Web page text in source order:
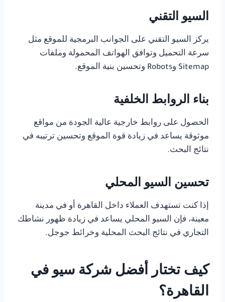
السيو التقني
يركز السيو التقني على الجوانب البرمجية للموقع مثل
سرعة التحميل وتوافق الهواتف المحمولة وملفات
Sitemap وRobots وتحسين بنية الموقع.
بناء الروابط الخلفية
الحصول على روابط خارجية عالية الجودة من مواقع
موثوقة يساعد في زيادة قوة الموقع وتحسين ترتيبه في
نتائج البحث.
تحسين السيو المحلي
إذا كنت تستهدف العملاء داخل القاهرة أو في مدينة
معينة، فإن السيو المحلي يساعد في زيادة ظهور نشاطك
التجاري في نتائج البحث المحلية وخرائط جوجل.
كيف تختار أفضل شركة سيو في
القاهرة؟